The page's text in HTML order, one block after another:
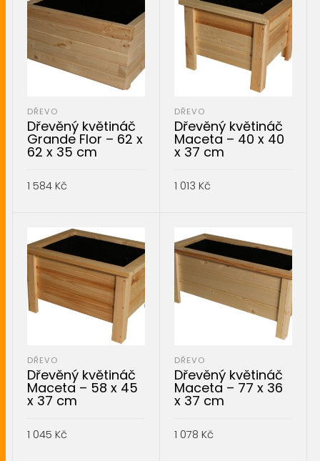
DŘEVO
Dřevěný květináč
Grande Flor – 62 x
62 x 35 cm
1 584 Kč
DŘEVO
Dřevěný květináč
Maceta – 40 x 40
x 37 cm
1 013 Kč
DŘEVO
Dřevěný květináč
Maceta – 58 x 45
x 37 cm
1 045 Kč
DŘEVO
Dřevěný květináč
Maceta – 77 x 36
x 37 cm
1 078 Kč